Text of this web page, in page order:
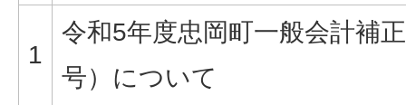
1
令和5年度忠岡町一般会計補
号）について